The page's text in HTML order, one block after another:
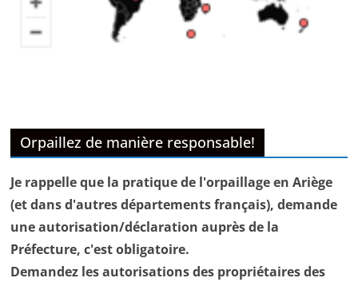
Orpaillez de manière responsable!
Je rappelle que la pratique de l'orpaillage en Ariège
(et dans d'autres départements français), demande
une autorisation/déclaration auprès de la
Préfecture, c'est obligatoire.
Demandez les autorisations des propriétaires des